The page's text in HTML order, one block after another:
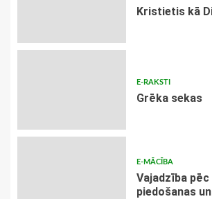
Kristietis kā
E-RAKSTI
Grēka sekas
E-MĀCĪBA
Vajadzība
piedošanas